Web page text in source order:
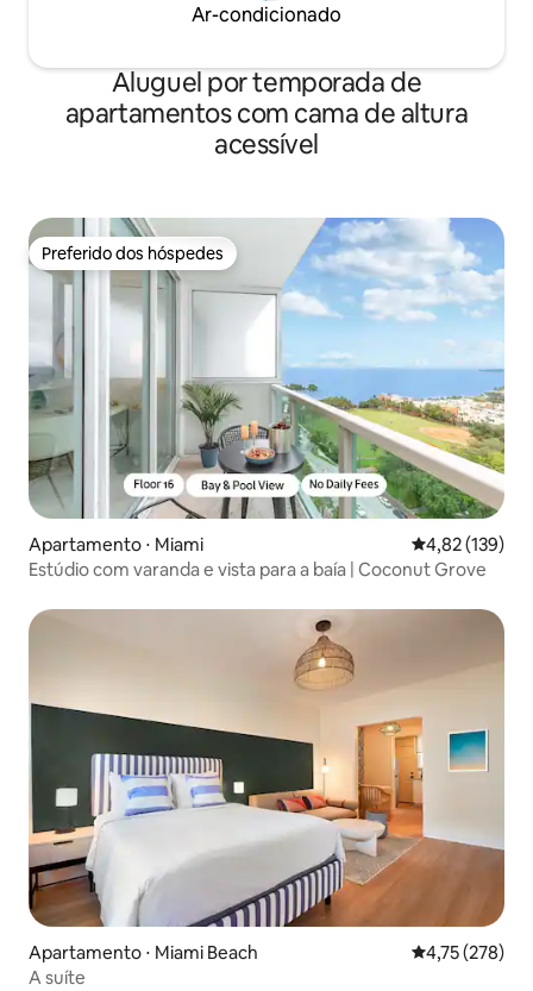
Ar-condicionado
Aluguel por temporada de
apartamentos com cama de altura
acessível
Preferido dos hóspedes
Preferido dos hóspedes
Apartamento ⋅ Miami 4,82 de uma
4,82 (139)
Estúdio com varanda e vista para a baía | Coconut Grove
Apartamento ⋅ Miami Beach 4,75 de uma
4,75 (278)
A suíte